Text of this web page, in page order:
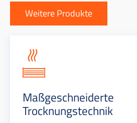
Weitere Produkte
Maßgeschneiderte
Trocknungstechnik